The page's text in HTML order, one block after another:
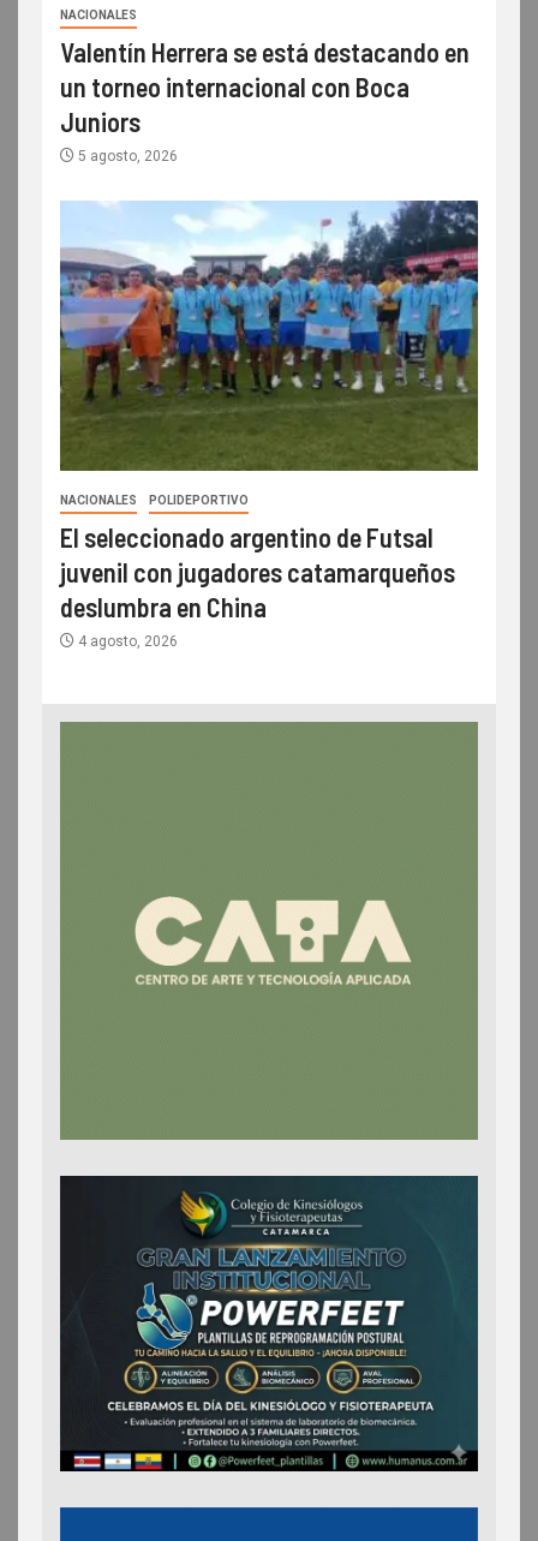
NACIONALES
Valentín Herrera se está destacando en
un torneo internacional con Boca
Juniors
5 agosto, 2026
NACIONALES POLIDEPORTIVO
El seleccionado argentino de Futsal
juvenil con jugadores catamarqueños
deslumbra en China
4 agosto, 2026